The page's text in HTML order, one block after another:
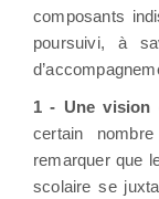
composants
poursuivi, à
1 - Une vision
certain
remarquer que
scolaire se